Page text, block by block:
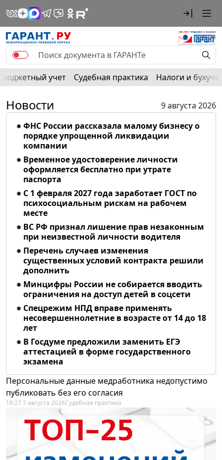
Бюджетный учет Судебная практика Налоги и
Новости
9 августа 2026
ФНС России рассказала малому бизнесу о
порядке упрощенной ликвидации
компании
Временное удостоверение личности
оформляется бесплатно при утрате
паспорта
С 1 февраля 2027 года заработает ГОСТ по
психосоциальным рискам на рабочем
месте
ВС РФ признал лишение прав незаконным
при неизвестной личности водителя
Перечень случаев изменения
существенных условий контракта решили
дополнить
Минцифры России не собирается вводить
ограничения на доступ детей в соцсети
Спецрежим НПД вправе применять
несовершеннолетние в возрасте от 14 до 18
лет
В Госдуме предложили заменить ЕГЭ
аттестацией в форме государственного
экзамена
Персональные данные медработника недопустимо
публиковать без его согласия
18:27 7 августа 2026Судебная практика